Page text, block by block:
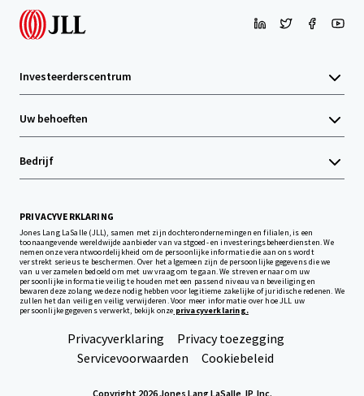
Investeerderscentrum
Uw behoeften
Bedrijf
PRIVACYVERKLARING
Jones Lang LaSalle (JLL), samen met zijn dochterondernemingen en filialen, is een
toonaangevende wereldwijde aanbieder van vastgoed- en investeringsbeheerdiensten. We
nemen onze verantwoordelijkheid om de persoonlijke informatie die aan ons wordt
verstrekt serieus te beschermen. Over het algemeen zijn de persoonlijke gegevens die we
van u verzamelen bedoeld om met uw vraag om te gaan. We streven ernaar om uw
persoonlijke informatie veilig te houden met een passend niveau van beveiliging en
bewaren deze zolang we deze nodig hebben voor legitieme zakelijke of juridische redenen. We
zullen het dan veilig en veilig verwijderen. Voor meer informatie over hoe JLL uw
persoonlijke gegevens verwerkt, bekijk onze privacyverklaring.
Privacyverklaring
Privacy toezegging
Servicevoorwaarden
Cookiebeleid
Copyright 2026 Jones Lang LaSalle, IP, Inc.